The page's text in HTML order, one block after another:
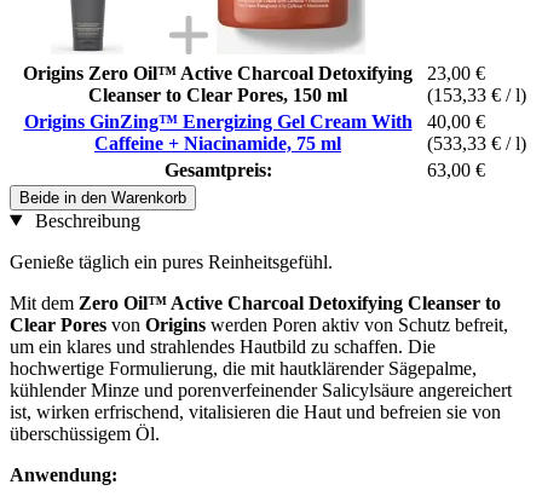
Origins Zero Oil™ Active Charcoal Detoxifying
Cleanser to Clear Pores, 150 ml
23,00 €
(153,33 € / l)
Origins GinZing™ Energizing Gel Cream With
Caffeine + Niacinamide, 75 ml
40,00 €
(533,33 € / l)
Gesamtpreis:
63,00 €
Beide in den Warenkorb
Beschreibung
Genieße täglich ein pures Reinheitsgefühl.
Mit dem Zero Oil™ Active Charcoal Detoxifying Cleanser to
Clear Pores von Origins werden Poren aktiv von Schutz befreit,
um ein klares und strahlendes Hautbild zu schaffen. Die
hochwertige Formulierung, die mit hautklärender Sägepalme,
kühlender Minze und porenverfeinender Salicylsäure angereichert
ist, wirken erfrischend, vitalisieren die Haut und befreien sie von
überschüssigem Öl.
Anwendung: